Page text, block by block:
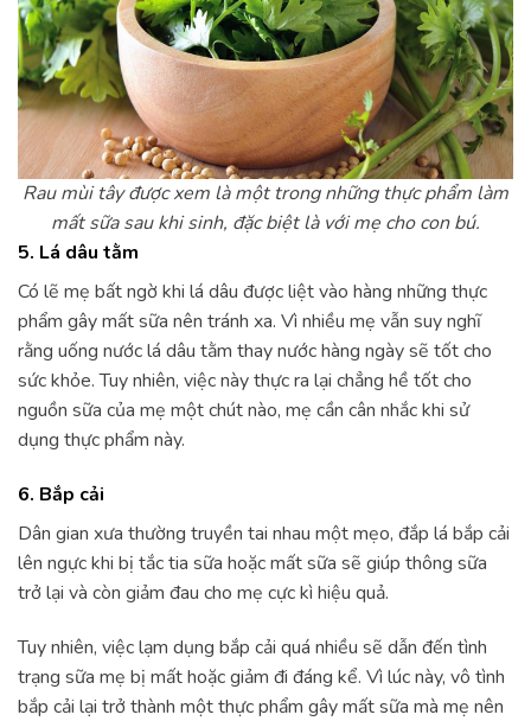
Rau mùi tây được xem là một trong những thực phẩm làm
mất sữa sau khi sinh, đặc biệt là với mẹ cho con bú.
5. Lá dâu tằm
Có lẽ mẹ bất ngờ khi lá dâu được liệt vào hàng những thực
phẩm gây mất sữa nên tránh xa. Vì nhiều mẹ vẫn suy nghĩ
rằng uống nước lá dâu tằm thay nước hàng ngày sẽ tốt cho
sức khỏe. Tuy nhiên, việc này thực ra lại chẳng hề tốt cho
nguồn sữa của mẹ một chút nào, mẹ cần cân nhắc khi sử
dụng thực phẩm này.
6. Bắp cải
Dân gian xưa thường truyền tai nhau một mẹo, đắp lá bắp cải
lên ngực khi bị tắc tia sữa hoặc mất sữa sẽ giúp thông sữa
trở lại và còn giảm đau cho mẹ cực kì hiệu quả.
Tuy nhiên, việc lạm dụng bắp cải quá nhiều sẽ dẫn đến tình
trạng sữa mẹ bị mất hoặc giảm đi đáng kể. Vì lúc này, vô tình
bắp cải lại trở thành một thực phẩm gây mất sữa mà mẹ nên